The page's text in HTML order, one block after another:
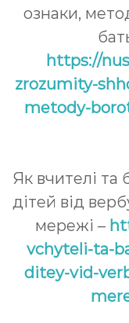
ознаки,
https://
zrozumity-
metody-
Як вчителі та
дітей від
мережі –
vchyteli-ta-
ditey-vid-